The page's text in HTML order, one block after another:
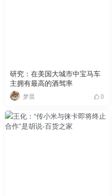
研究：在美国大城市中宝马车
主拥有最高的酒驾率
梦晨 0